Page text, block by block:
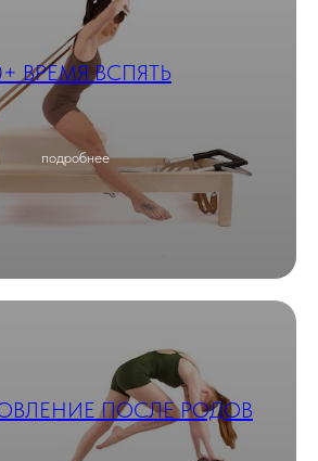
ВРЕМЯ ВСПЯТЬ
подробнее
ПОСЛЕ РОДОВ